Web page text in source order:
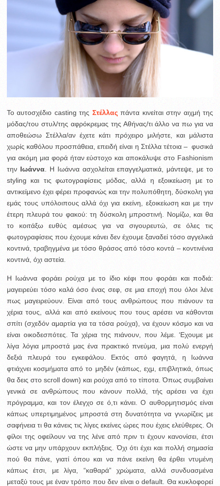
Το αυτοσχέδιο casting της Στέλλαςπάντα κινείται στην αιχμή της
μόδας/του στυλ/της αφρόκρεμας της Αθήνας/τι άλλο να πω για να
αποθεώσω Στέλλα/αν έχετε κάτι πρόχειρο μιλήστε, και μάλιστα
χωρίς καθόλου προσπάθεια, επειδή είναι η Στέλλα τέτοια – φυσικά
για ακόμη μια φορά ήταν εύστοχο και αποκάλυψε στο Fashionism
την Ιωάννα. Η Ιωάννα ασχολείται επαγγελματικά, μάντεψε, με το
styling και τις φωτογραφίσεις μόδας, αλλά η εξοικείωση με το
αντικείμενο έχει φέρει προφανώς και την πολυπόθητη, δύσκολη για
εμάς τους υπόλοιπους αλλά όχι για εκείνη, εξοικείωση και με την
έτερη πλευρά του φακού: τη δύσκολη μπροστινή. Νομίζω, και θα
το κοιτάξω ευθύς αμέσως για να σιγουρευτώ, σε όλες τις
φωτογραφίσεις που έχουμε κάνει δεν έχουμε ξαναδεί τόσο αγγελικά
κοντινά, τραβηγμένα με τόσο θράσος από τόσο κοντά – κοντινένια
κοντινά, όχι αστεία.
Η Ιωάννα φοράει ρούχα με το ίδιο κέφι που φοράει και ποδιά:
μαγειρεύει τόσο καλά όσο ένας σεφ, σε μια εποχή που όλοι λένε
πως μαγειρεύουν. Είναι από τους ανθρώπους που πιάνουν τα
χέρια τους, αλλά και από εκείνους που τους αρέσει να κάθονται
σπίτι (σχεδόν αμαρτία για τα τόσα ρούχα), να έχουν κόσμο και να
είναι οικοδεσπότες. Τα χέρια της πιάνουν, που λέμε. ‘Εχουμε με
λίγα λόγια μπροστά μας ένα πρακτικό πνεύμα, μια πολύ ενεργή
δεξιά πλευρά του εγκεφάλου. Εκτός από φαγητά, η Ιωάννα
φτιάχνει κοσμήματα από το μηδέν (κάπως, εχμ, επιβλητικά, όπως
θα δεις στο scroll down) και ρούχα από το τίποτα. Όπως συμβαίνει
γενικά σε ανθρώπους που κάνουν πολλά, τής αρέσει να έχει
πρόγραμμα, και τον έλεγχο σε ό,τι κάνει. Ο αυθορμητισμός είναι
κάπως υπερτιμημένος μπροστά στη δυνατότητα να γνωρίζεις με
σαφήνεια τι θα κάνεις τις λίγες εκείνες ώρες που έχεις ελεύθερες. Οι
φίλοι της οφείλουν να της λένε από πριν τι έχουν κανονίσει, έτσι
ώστε να μην υπάρχουν εκπλήξεις. Όχι ότι έχει και πολλή σημασία
πού θα πάνε, γιατί όπου και να πάνε εκείνη θα έρθει ντυμένη
κάπως έτσι, με λίγα, “καθαρά” χρώματα, αλλά συνδυασμένα
μεταξύ τους με έναν τρόπο που δεν είναι ο default. Θα κυκλοφορεί